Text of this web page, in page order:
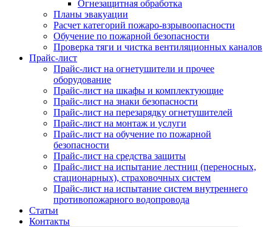
Огнезащитная обработка
Планы эвакуации
Расчет категорий пожаро-взрывоопасности
Обучение по пожарной безопасности
Проверка тяги и чистка вентиляционных каналов
Прайс-лист
Прайс-лист на огнетушители и прочее
оборудование
Прайс-лист на шкафы и комплектующие
Прайс-лист на знаки безопасности
Прайс-лист на перезарядку огнетушителей
Прайс-лист на монтаж и услуги
Прайс-лист на обучение по пожарной
безопасности
Прайс-лист на средства защиты
Прайс-лист на испытание лестниц (переносных,
стационарных), страховочных систем
Прайс-лист на испытание систем внутреннего
противопожарного водопровода
Статьи
Контакты